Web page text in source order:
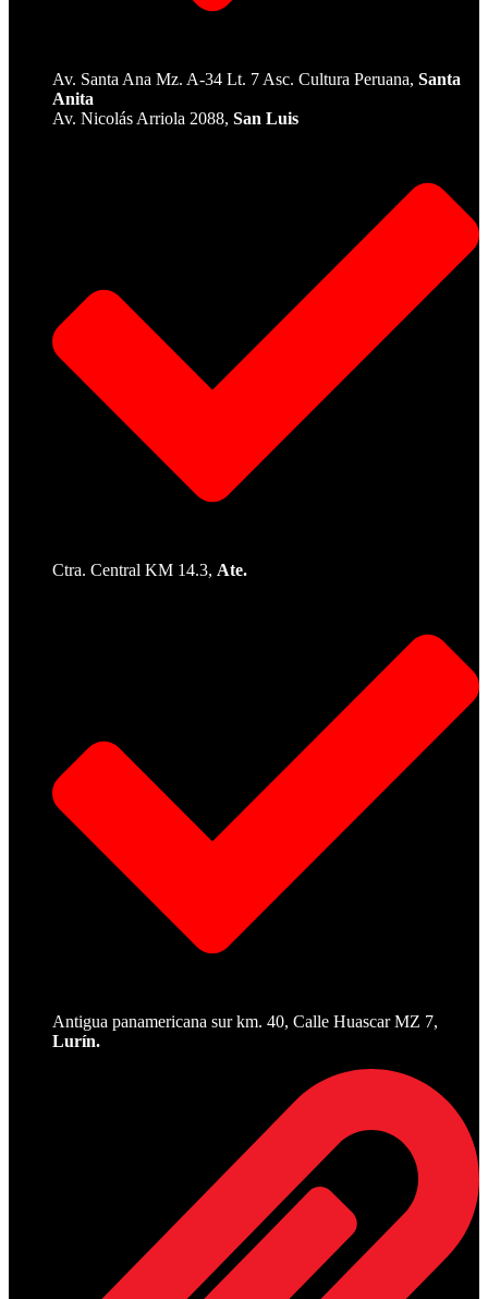
Av. Santa Ana Mz. A-34 Lt. 7 Asc. Cultura Peruana, Santa
Anita
Av. Nicolás Arriola 2088, San Luis
Ctra. Central KM 14.3, Ate.
Antigua panamericana sur km. 40, Calle Huascar MZ 7,
Lurín.